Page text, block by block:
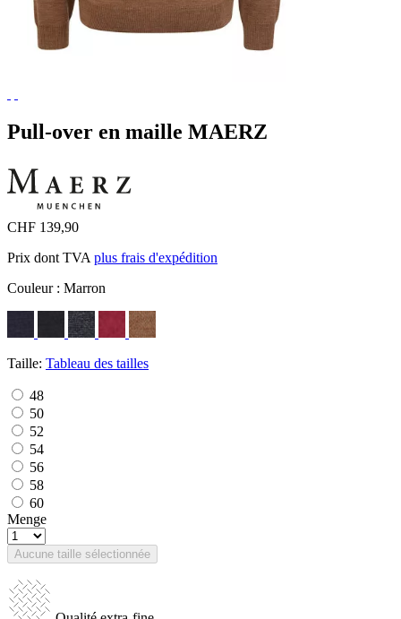
Pull-over en maille MAERZ
CHF 139,90
Prix dont TVA plus frais d'expédition
Couleur : Marron
Taille: Tableau des tailles
48
50
52
54
56
58
60
Menge
Aucune taille sélectionnée